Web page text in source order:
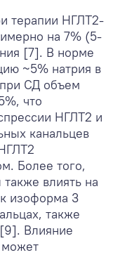
терапии НГЛТ2-
на 7% (5-
[7]. В норме
~5% натрия в
СД объем
что
НГЛТ2 и
канальцев
Более того,
влиять на
изоформа 3
также
Влияние
может